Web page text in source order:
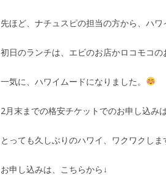
先ほど、ナチュスピの担当の方から、ハワ
初日のランチは、エビのお店かロコモコの
一気に、ハワイムードになりました。
2月末までの格安チケットでのお申し込み
とっても久しぶりのハワイ、ワクワクし
お申し込みは、こちらから↓